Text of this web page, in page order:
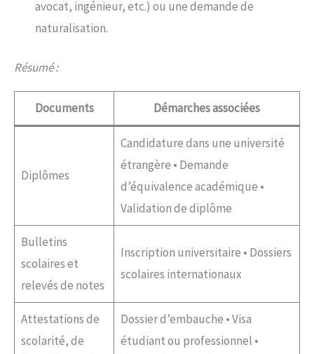
avocat, ingénieur, etc.) ou une demande de
naturalisation.
Résumé:
Documents Démarches associées
Diplômes
Candidature dans une université
étrangère • Demande
d’équivalence académique •
Validation de diplôme
Bulletins
scolaires et
relevés de notes
Inscription universitaire • Dossiers
scolaires internationaux
Attestations de
scolarité, de
Dossier d’embauche • Visa
étudiant ou professionnel •